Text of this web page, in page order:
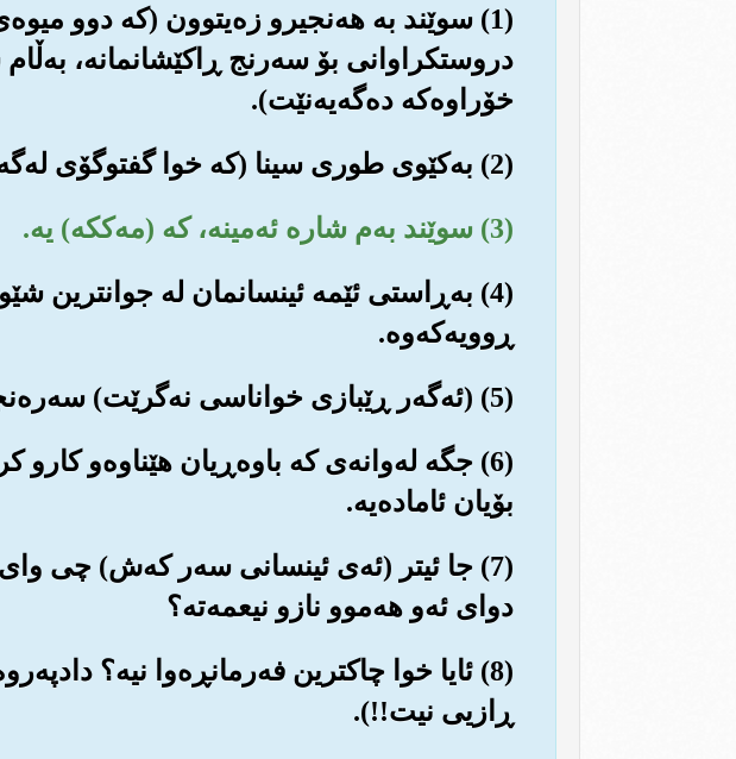
(1) سوێند به هه‌نجیرو زه‌یتوون (که دوو
دروستکراوانی بۆ سه‌رنج ڕاکێشانمانه‌،
خۆراوه‌که ده‌گه‌یه‌نێت).
(2) به‌کێوی طوری سینا (که خوا گفتوگۆی له‌گه‌ڵ حه‌زره‌تی موسا، له‌وێدا کرد).
(3) سوێند به‌م شاره ئه‌مینه‌، که (مه‌ککه‌) یه‌.
(4) به‌ڕاستی ئێمه ئینسانمان له جوانترین
ڕوویه‌که‌وه‌.
(5) (ئه‌گه‌ر ڕێبازی خواناسی نه‌گرێت) سه‌ره‌نجام ده‌یخه‌ینه نزمترینی شوێنه نزمه‌کانه‌وه (له دۆزه‌خدا).
(6) جگه له‌وانه‌ی که باوه‌ڕیان هێناوه‌و
بۆیان ئاماده‌یه‌.
(7) جا ئیتر (ئه‌ی ئینسانی سه‌ر که‌ش) چی
دوای ئه‌و هه‌موو نازو نیعمه‌ته‌؟
(8) ئایا خوا چاکترین فه‌رمانڕه‌وا نیه‌؟
ڕازیی نیت!!).